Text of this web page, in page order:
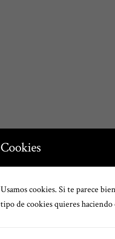
Cookies
Usamos cookies. Si te parece
tipo de cookies quieres haciendo